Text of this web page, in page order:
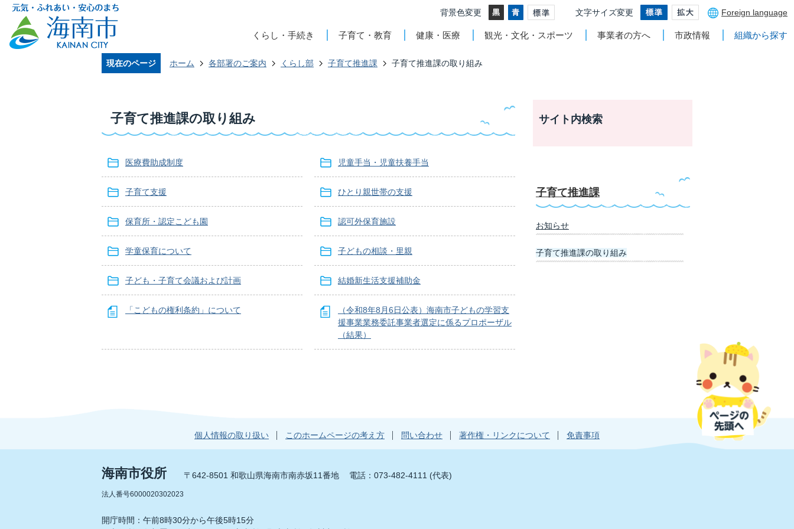
背景色変更 文字サイズ変更 Foreign language
くらし・手続き 子育て・教育 健康・医療 観光・文化・スポーツ 事業者の方へ 市政情報 組織から探す
現在のページ ホーム 各部署のご案内 くらし部 子育て推進課 子育て推進課の取り組み
子育て推進課の取り組み
医療費助成制度 児童手当・児童扶養手当
子育て支援 ひとり親世帯の支援
保育所・認定こども園 認可外保育施設
学童保育について 子どもの相談・里親
子ども・子育て会議および計画 結婚新生活支援補助金
「こどもの権利条約」について
（令和8年8月6日公表）海南市子どもの学習支
援事業業務委託事業者選定に係るプロポーザル
（結果）
サイト内検索
子育て推進課
お知らせ
子育て推進課の取り組み
個人情報の取り扱い このホームページの考え方 問い合わせ 著作権・リンクについて 免責事項
海南市役所
法人番号6000020302023
〒642-8501 和歌山県海南市南赤坂11番地 電話：073-482-4111 (代表)
開庁時間：午前8時30分から午後5時15分